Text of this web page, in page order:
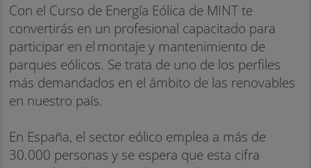
Con el Curso de Energía Eólica de MINT te
convertirás en un profesional capacitado para
participar en el montaje y mantenimiento de
parques eólicos. Se trata de uno de los perfiles
más demandados en el ámbito de las renovables
en nuestro país.
En España, el sector eólico emplea a más de
30.000 personas y se espera que esta cifra